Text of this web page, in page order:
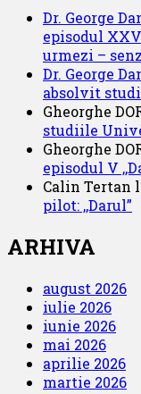
Dr. George
episodul
urmezi –
Dr. George
absolvit
Gheorghe
studiile
Gheorghe
episodul V
Calin Tertan
pilot: ,,Darul”
ARHIVA
august 2026
iulie 2026
iunie 2026
mai 2026
aprilie 2026
martie 2026